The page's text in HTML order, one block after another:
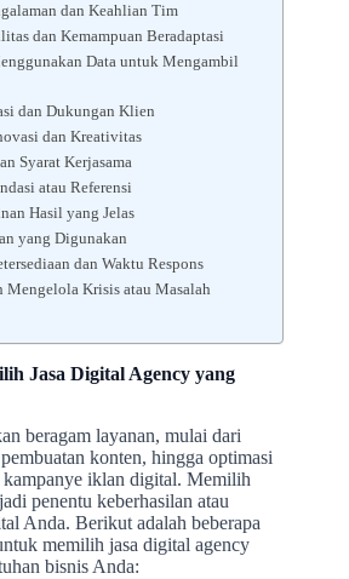
dan Keahlian Tim
dan Kemampuan Beradaptasi
Data untuk Mengambil
dan Dukungan Klien
dan Kreativitas
Syarat Kerjasama
atau Referensi
Hasil yang Jelas
yang Digunakan
dan Waktu Respons
Mengelola Krisis atau Masalah
Jasa Digital Agency yang
beragam layanan, mulai dari
konten, hingga optimasi
iklan digital. Memilih
penentu keberhasilan atau
Anda. Berikut adalah beberapa
memilih jasa digital agency
bisnis Anda: